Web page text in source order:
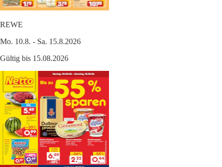
REWE
Mo. 10.8. - Sa. 15.8.2026
Gültig bis 15.08.2026